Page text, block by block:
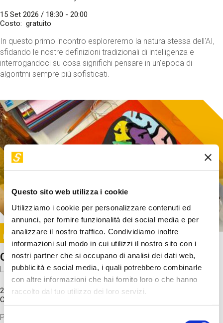
Questo sito web utilizza i cookie
Utilizziamo i cookie per personalizzare contenuti ed
annunci, per fornire funzionalità dei social media e per
analizzare il nostro traffico. Condividiamo inoltre
informazioni sul modo in cui utilizzi il nostro sito con i
nostri partner che si occupano di analisi dei dati web,
pubblicità e social media, i quali potrebbero combinarle
con altre informazioni che hai fornito loro o che hanno
raccolto dal tuo utilizzo dei loro servizi.
Selezione
15 Set 2026 / 18:30 - 20:00
Costo
gratuito
In questo primo incontro esploreremo la natura stessa dell'AI,
sfidando le nostre definizioni tradizionali di intelligenza e
interrogandoci su cosa significhi pensare in un'epoca di
algoritmi sempre più sofisticati.
Image
SUNDAY@STEP
Come funziona il cervello?
Laboratorio
20 Set 2026 / 11:15 - 13:00
Costo
Proveremo a costruire un cervello in cartoncino cercando di